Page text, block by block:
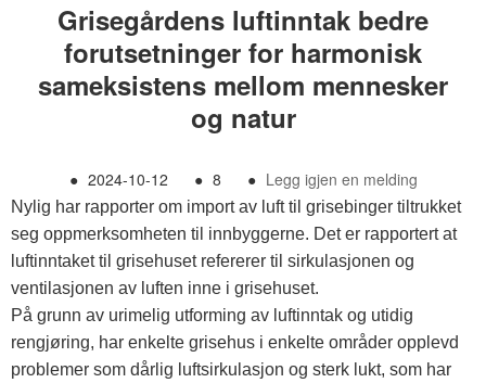
Grisegårdens luftinntak bedre
forutsetninger for harmonisk
sameksistens mellom mennesker
og natur
● 2024-10-12 ● 8 ● Legg igjen en melding
Nylig har rapporter om import av luft til grisebinger tiltrukket
seg oppmerksomheten til innbyggerne. Det er rapportert at
luftinntaket til grisehuset refererer til sirkulasjonen og
ventilasjonen av luften inne i grisehuset.
På grunn av urimelig utforming av luftinntak og utidig
rengjøring, har enkelte grisehus i enkelte områder opplevd
problemer som dårlig luftsirkulasjon og sterk lukt, som har